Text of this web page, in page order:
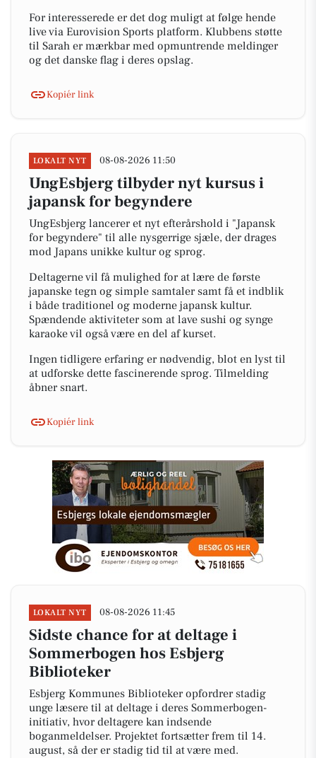
For interesserede er det dog muligt at følge hende
live via Eurovision Sports platform. Klubbens støtte
til Sarah er mærkbar med opmuntrende meldinger
og det danske flag i deres opslag.
Kopiér link
LOKALT NYT 08-08-2026 11:50
UngEsbjerg tilbyder nyt kursus i
japansk for begyndere
UngEsbjerg lancerer et nyt efterårshold i "Japansk
for begyndere" til alle nysgerrige sjæle, der drages
mod Japans unikke kultur og sprog.
Deltagerne vil få mulighed for at lære de første
japanske tegn og simple samtaler samt få et indblik
i både traditionel og moderne japansk kultur.
Spændende aktiviteter som at lave sushi og synge
karaoke vil også være en del af kurset.
Ingen tidligere erfaring er nødvendig, blot en lyst til
at udforske dette fascinerende sprog. Tilmelding
åbner snart.
Kopiér link
LOKALT NYT 08-08-2026 11:45
Sidste chance for at deltage i
Sommerbogen hos Esbjerg
Biblioteker
Esbjerg Kommunes Biblioteker opfordrer stadig
unge læsere til at deltage i deres Sommerbogen-
initiativ, hvor deltagere kan indsende
boganmeldelser. Projektet fortsætter frem til 14.
august, så der er stadig tid til at være med.